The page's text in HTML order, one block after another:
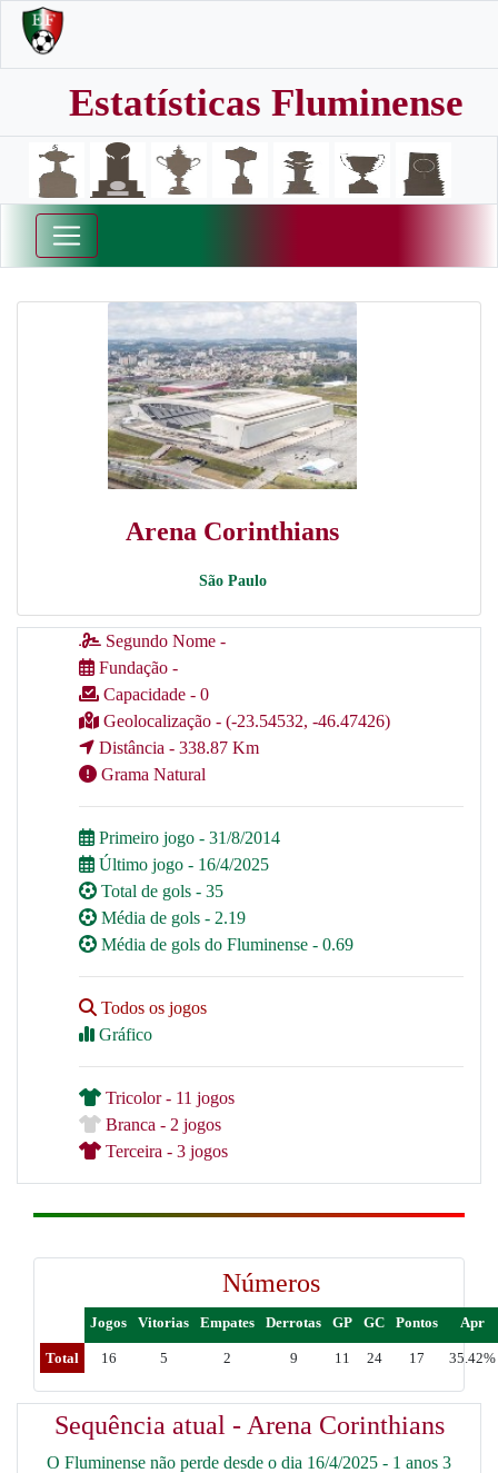
Estatísticas Fluminense
Arena Corinthians
São Paulo
Segundo Nome -
Fundação -
Capacidade - 0
Geolocalização - (-23.54532, -46.47426)
Distância - 338.87 Km
Grama Natural
Primeiro jogo - 31/8/2014
Último jogo - 16/4/2025
Total de gols - 35
Média de gols - 2.19
Média de gols do Fluminense - 0.69
Todos os jogos
Gráfico
Tricolor - 11 jogos
Branca - 2 jogos
Terceira - 3 jogos
Números
Jogos Vitorias Empates Derrotas GP GC Pontos Apr
Total 16 5 2 9 11 24 17 35.42%
Sequência atual - Arena Corinthians
O Fluminense não perde desde o dia 16/4/2025 - 1 anos 3